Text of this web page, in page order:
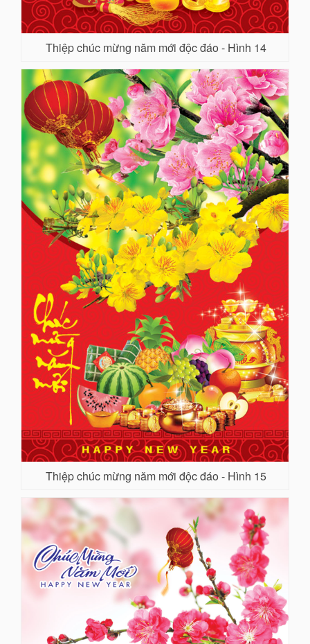
Thiệp chúc mừng năm mới độc đáo - Hình 14
Thiệp chúc mừng năm mới độc đáo - Hình 15